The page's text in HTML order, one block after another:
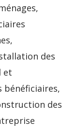
des
et
bénéficiaires,
des